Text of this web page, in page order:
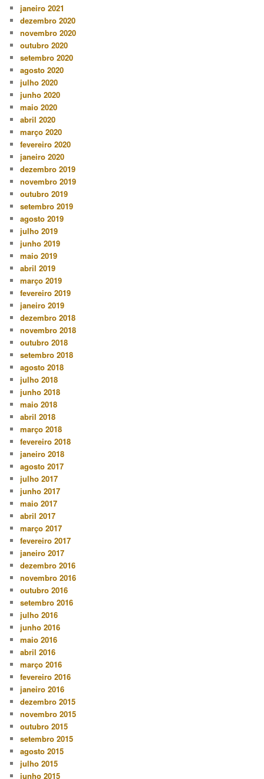
janeiro 2021
dezembro 2020
novembro 2020
outubro 2020
setembro 2020
agosto 2020
julho 2020
junho 2020
maio 2020
abril 2020
março 2020
fevereiro 2020
janeiro 2020
dezembro 2019
novembro 2019
outubro 2019
setembro 2019
agosto 2019
julho 2019
junho 2019
maio 2019
abril 2019
março 2019
fevereiro 2019
janeiro 2019
dezembro 2018
novembro 2018
outubro 2018
setembro 2018
agosto 2018
julho 2018
junho 2018
maio 2018
abril 2018
março 2018
fevereiro 2018
janeiro 2018
agosto 2017
julho 2017
junho 2017
maio 2017
abril 2017
março 2017
fevereiro 2017
janeiro 2017
dezembro 2016
novembro 2016
outubro 2016
setembro 2016
julho 2016
junho 2016
maio 2016
abril 2016
março 2016
fevereiro 2016
janeiro 2016
dezembro 2015
novembro 2015
outubro 2015
setembro 2015
agosto 2015
julho 2015
junho 2015